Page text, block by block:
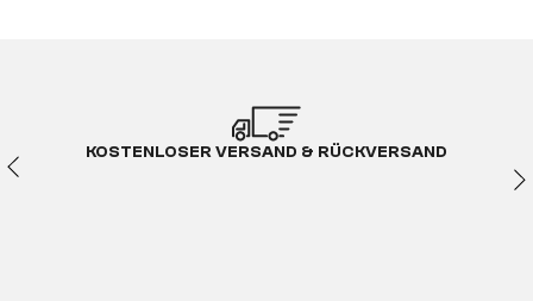
KOSTENLOSER VERSAND & RÜCKVERSAND